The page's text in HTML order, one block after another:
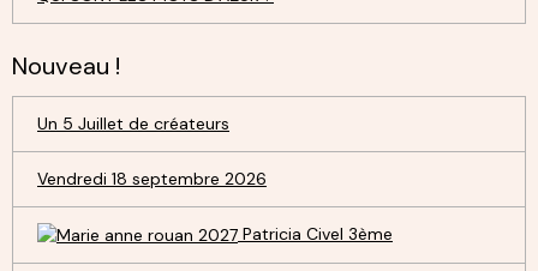
Nouveau !
Un 5 Juillet de créateurs
Vendredi 18 septembre 2026
Patricia Civel 3ème